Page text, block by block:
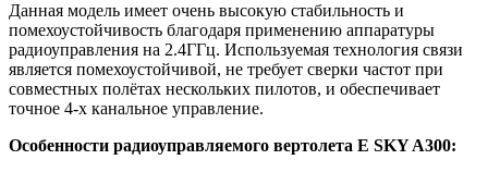
Данная модель имеет очень высокую стабильность и
помехоустойчивость благодаря применению аппаратуры
радиоуправления на 2.4ГГц. Используемая технология связи
является помехоустойчивой, не требует сверки частот при
совместных полётах нескольких пилотов, и обеспечивает
точное 4-х канальное управление.
Особенности радиоуправляемого вертолета E SKY A300: